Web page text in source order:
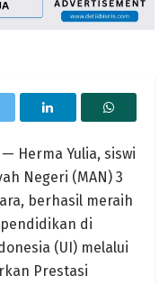
Herma Yulia, siswi
Negeri (MAN) 3
berhasil meraih
di
(UI) melalui
Prestasi